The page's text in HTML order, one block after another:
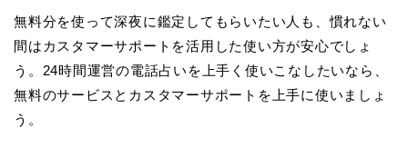
無料分を使って深夜に鑑定してもらいたい人も、慣れない
間はカスタマーサポートを活用した使い方が安心でしょ
う。24時間運営の電話占いを上手く使いこなしたいなら、
無料のサービスとカスタマーサポートを上手に使いましょ
う。